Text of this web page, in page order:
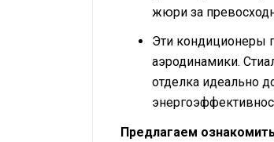
жюри за
Эти кондиционеры
аэродинамики.
отделка идеально
Предлагаем